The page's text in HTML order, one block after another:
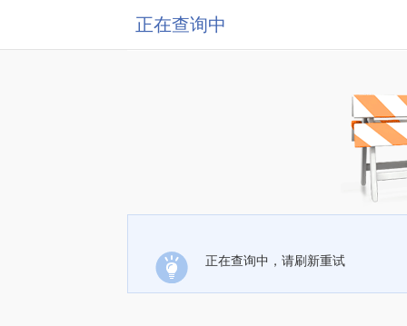
正在查询中
正在查询中，请刷新重试